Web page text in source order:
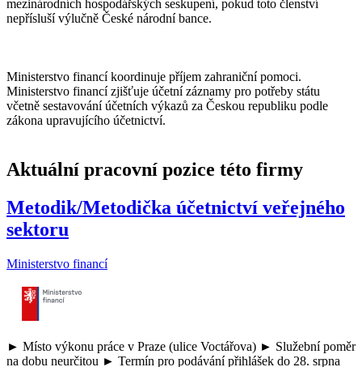
mezinárodních hospodářských seskupení, pokud toto členství
nepřísluší výlučně České národní bance.
Ministerstvo financí koordinuje příjem zahraniční pomoci.
Ministerstvo financí zjišťuje účetní záznamy pro potřeby státu
včetně sestavování účetních výkazů za Českou republiku podle
zákona upravujícího účetnictví.
Aktuální pracovní pozice této firmy
Metodik/Metodička účetnictví veřejného
sektoru
Ministerstvo financí
► Místo výkonu práce v Praze (ulice Voctářova) ► Služební poměr
na dobu neurčitou ► Termín pro podávání přihlášek do 28. srpna